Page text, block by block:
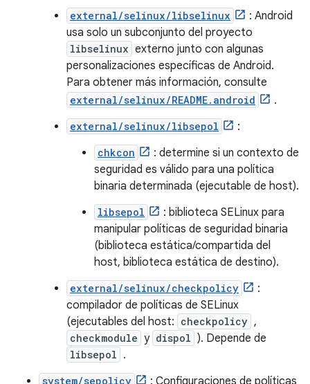
external/selinux/libselinux
: Android
usa solo un subconjunto del proyecto
libselinux externo junto con algunas
personalizaciones específicas de Android.
Para obtener más información, consulte
external/selinux/README.android .
external/selinux/libsepol :
chkcon
: determine si un contexto de
seguridad es válido para una política
binaria determinada (ejecutable de host).
libsepol
: biblioteca SELinux para
manipular políticas de seguridad binaria
(biblioteca estática/compartida del
host, biblioteca estática de destino).
external/selinux/checkpolicy
:
compilador de políticas de SELinux
(ejecutables del host: checkpolicy ,
checkmodule y dispol ). Depende de
libsepol .
system/sepolicy
: Configuraciones de políticas